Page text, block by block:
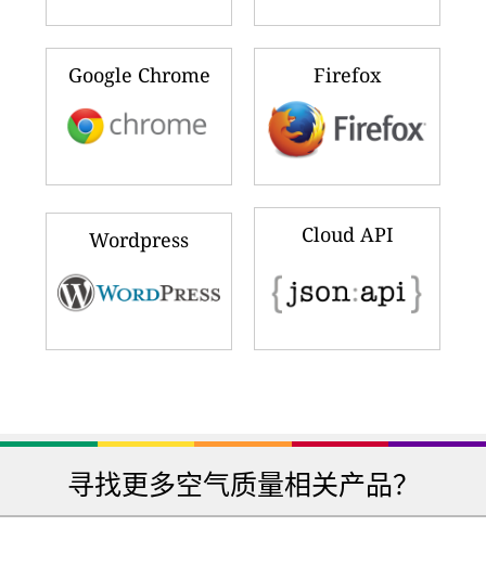
Google Chrome Firefox
Wordpress Cloud API
寻找更多空气质量相关产品？